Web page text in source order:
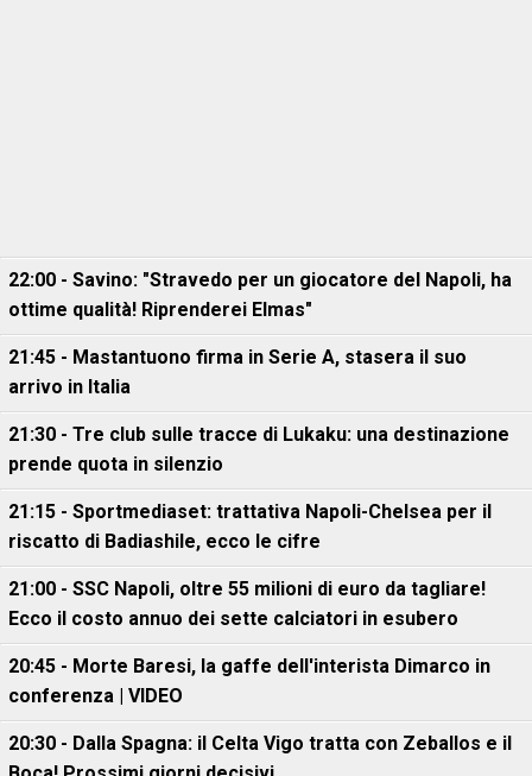
22:00 - Savino: "Stravedo per un giocatore del Napoli, ha
ottime qualità! Riprenderei Elmas"
21:45 - Mastantuono firma in Serie A, stasera il suo
arrivo in Italia
21:30 - Tre club sulle tracce di Lukaku: una destinazione
prende quota in silenzio
21:15 - Sportmediaset: trattativa Napoli-Chelsea per il
riscatto di Badiashile, ecco le cifre
21:00 - SSC Napoli, oltre 55 milioni di euro da tagliare!
Ecco il costo annuo dei sette calciatori in esubero
20:45 - Morte Baresi, la gaffe dell'interista Dimarco in
conferenza | VIDEO
20:30 - Dalla Spagna: il Celta Vigo tratta con Zeballos e il